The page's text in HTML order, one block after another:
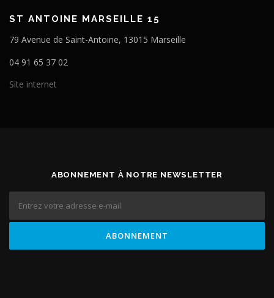
ST ANTOINE MARSEILLE 15
79 Avenue de Saint-Antoine, 13015 Marseille
04 91 65 37 02
Site internet
ABONNEMENT À NOTRE NEWSLETTER